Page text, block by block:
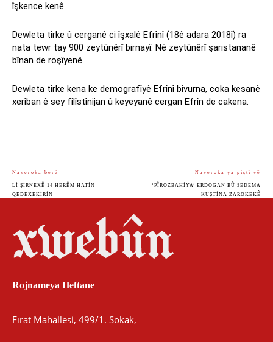
îşkence kenê.
Dewleta tirke û cerganê ci îşxalê Efrînî (18ê adara 2018î) ra
nata tewr tay 900 zeytûnêrî birnayî. Nê zeytûnêrî şaristananê
bînan de roşîyenê.
Dewleta tirke kena ke demografîyê Efrînî bivurna, coka kesanê
xerîban ê sey filîstînijan û keyeyanê cergan Efrîn de cakena.
Naveroka berê
LI ŞIRNEXÊ 14 HERÊM HATIN
QEDEXEKIRIN
Naveroka ya piştî vê
‘PÎROZBAHIYA’ ERDOGAN BÛ SEDEMA
KUŞTINA ZAROKEKÊ
Rojnameya Heftane
Fırat Mahallesi, 499/1. Sokak,